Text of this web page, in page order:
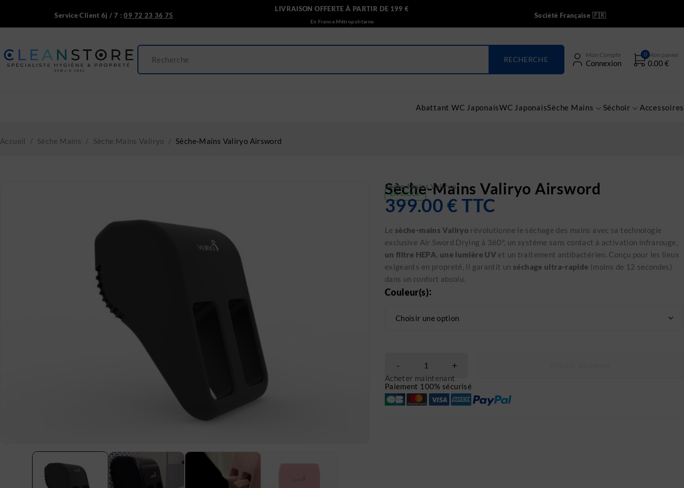
Service Client 6j / 7 :09 72 23 36 75
LIVRAISON OFFERTE À PARTIR DE 199 €
En France Métropolitaine
Société Française 🇫🇷
Mon Compte
Connexion
0 Mon panier
0.00 €
Abattant WC JaponaisWC JaponaisSèche Mains Séchoir Accessoires
Accueil / Sèche Mains / Sèche Mains Valiryo / Sèche-Mains Valiryo Airsword
Sèche Mains Valiryo
Sèche-Mains Valiryo Airsword
EN STOCK
399.00€ TTC
Le sèche-mains Valiryo révolutionne le séchage des mains avec sa technologie
exclusive Air Sword Drying à 360°, un système sans contact à activation infrarouge,
un filtre HEPA, une lumière UV et un traitement antibactérien. Conçu pour les lieux
exigeants en propreté, il garantit un séchage ultra-rapide (moins de 12 secondes)
dans un confort absolu.
Couleur(s)
Acheter maintenant
Paiement 100% sécurisé